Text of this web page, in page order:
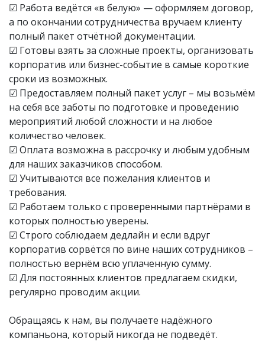
☑ Работа ведётся «в белую» — оформляем договор,
а по окончании сотрудничества вручаем клиенту
полный пакет отчётной документации.
☑ Готовы взять за сложные проекты, организовать
корпоратив или бизнес-событие в самые короткие
сроки из возможных.
☑ Предоставляем полный пакет услуг – мы возьмём
на себя все заботы по подготовке и проведению
мероприятий любой сложности и на любое
количество человек.
☑ Оплата возможна в рассрочку и любым удобным
для наших заказчиков способом.
☑ Учитываются все пожелания клиентов и
требования.
☑ Работаем только с проверенными партнёрами в
которых полностью уверены.
☑ Строго соблюдаем дедлайн и если вдруг
корпоратив сорвётся по вине наших сотрудников –
полностью вернём всю уплаченную сумму.
☑ Для постоянных клиентов предлагаем скидки,
регулярно проводим акции.
Обращаясь к нам, вы получаете надёжного
компаньона, который никогда не подведёт.